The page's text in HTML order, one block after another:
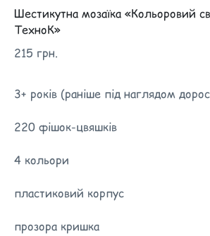
Шестикутна мозаїка «Кольоровий
ТехноК»
215 грн.
3+ років (раніше під наглядом
220 фішок-цвяшків
4 кольори
пластиковий корпус
прозора кришка